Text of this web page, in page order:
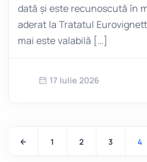
dată și este recunoscută în
aderat la Tratatul
mai este valabilă […]
17 Iulie 2026
1 2 3 4